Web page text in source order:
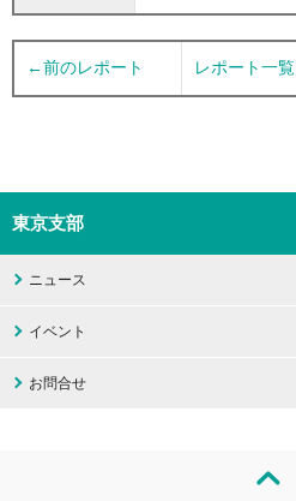
←前のレポート レポート一覧
東京支部
ニュース
イベント
お問合せ